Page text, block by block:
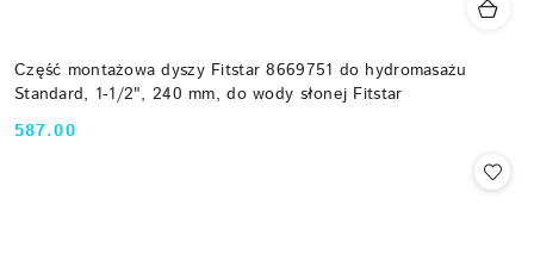
Część montażowa dyszy Fitstar 8669751 do hydromasażu
Standard, 1-1/2", 240 mm, do wody słonej Fitstar
Cena:
587.00